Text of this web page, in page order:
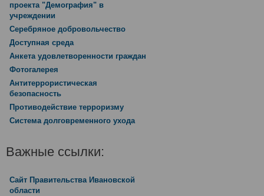
проекта "Демография" в
учреждении
Серебряное добровольчество
Доступная среда
Анкета удовлетворенности граждан
Фотогалерея
Антитеррористическая
безопасность
Противодействие терроризму
Система долговременного ухода
Важные ссылки:
Сайт Правительства Ивановской
области